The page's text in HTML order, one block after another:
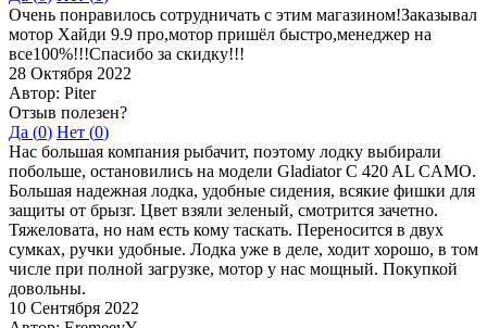
Очень понравилось сотрудничать с этим магазином!Заказывал
мотор Хайди 9.9 про,мотор пришёл быстро,менеджер на
все100%!!!Спасибо за скидку!!!
28 Октября 2022
Автор: Piter
Отзыв полезен?
Да (0) Нет (0)
Нас большая компания рыбачит, поэтому лодку выбирали
побольше, остановились на модели Gladiator C 420 AL CAMO.
Большая надежная лодка, удобные сидения, всякие фишки для
защиты от брызг. Цвет взяли зеленый, смотрится зачетно.
Тяжеловата, но нам есть кому таскать. Переносится в двух
сумках, ручки удобные. Лодка уже в деле, ходит хорошо, в том
числе при полной загрузке, мотор у нас мощный. Покупкой
довольны.
10 Сентября 2022